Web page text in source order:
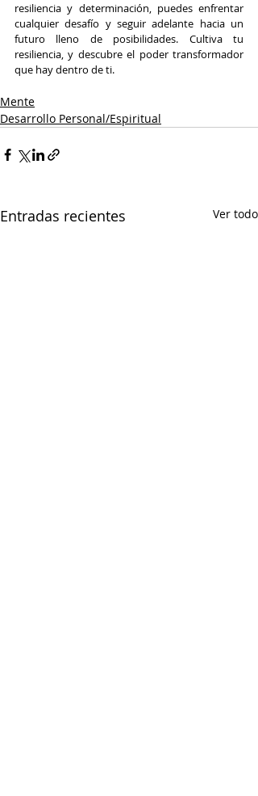
resiliencia y determinación, puedes enfrentar
cualquier desafío y seguir adelante hacia un
futuro lleno de posibilidades. Cultiva tu
resiliencia, y descubre el poder transformador
que hay dentro de ti.
Mente
Desarrollo Personal/Espiritual
Entradas recientes Ver todo